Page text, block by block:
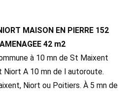
MAISON EN PIERRE 152
42 m2
à 10 mn de St Maixent
A 10 mn de l autoroute.
Niort ou Poitiers. À 5 mn de